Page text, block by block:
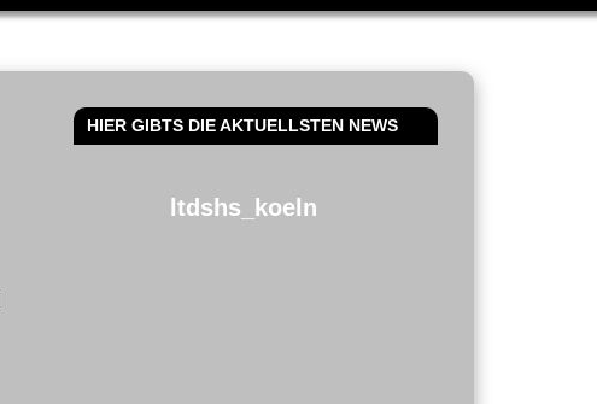
HIER GIBTS DIE AKTUELLSTEN NEWS
ltdshs_koeln